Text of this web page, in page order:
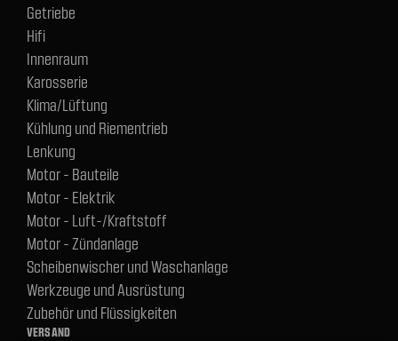
Getriebe
Hifi
Innenraum
Karosserie
Klima/Lüftung
Kühlung und Riementrieb
Lenkung
Motor - Bauteile
Motor - Elektrik
Motor - Luft-/Kraftstoff
Motor - Zündanlage
Scheibenwischer und Waschanlage
Werkzeuge und Ausrüstung
Zubehör und Flüssigkeiten
VERSAND